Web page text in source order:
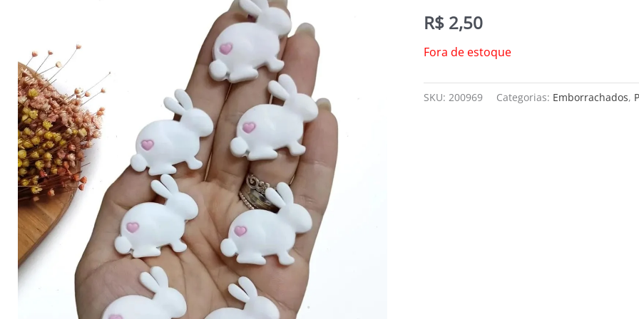
R$ 2,50
Fora de estoque
SKU:200969 Categorias: Emborrachados,